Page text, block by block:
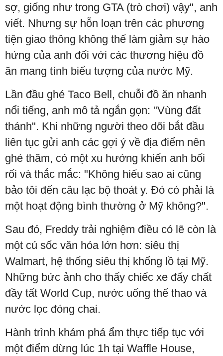
sợ, giống như trong GTA (trò chơi) vậy", anh
viết. Nhưng sự hỗn loạn trên các phương
tiện giao thông không thể làm giảm sự hào
hứng của anh đối với các thương hiệu đồ
ăn mang tính biểu tượng của nước Mỹ.
Lần đầu ghé Taco Bell, chuỗi đồ ăn nhanh
nổi tiếng, anh mô tả ngắn gọn: "Vùng đất
thánh". Khi những người theo dõi bắt đầu
liên tục gửi anh các gợi ý về địa điểm nên
ghé thăm, có một xu hướng khiến anh bối
rối và thắc mắc: "Không hiểu sao ai cũng
bảo tôi đến câu lạc bộ thoát y. Đó có phải là
một hoạt động bình thường ở Mỹ không?".
Sau đó, Freddy trải nghiệm điều có lẽ còn là
một cú sốc văn hóa lớn hơn: siêu thị
Walmart, hệ thống siêu thị khổng lồ tại Mỹ.
Những bức ảnh cho thấy chiếc xe đẩy chất
đầy tất World Cup, nước uống thể thao và
nước lọc đóng chai.
Hành trình khám phá ẩm thực tiếp tục với
một điểm dừng lúc 1h tại Waffle House,